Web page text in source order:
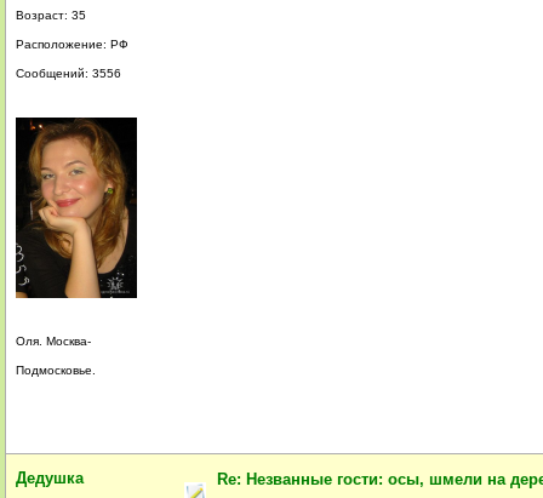
Возраст: 35
Расположение: РФ
Сообщений: 3556
Оля. Москва-
Подмосковье.
Дедушка Re: Незванные гости: осы, шмели на